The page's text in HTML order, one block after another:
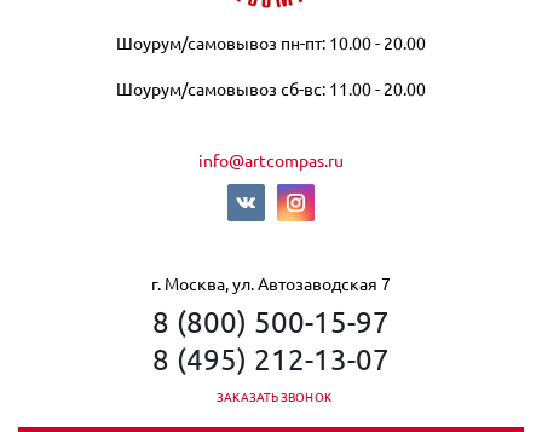
Шоурум/самовывоз пн-пт: 10.00 - 20.00
Шоурум/самовывоз сб-вс: 11.00 - 20.00
info@artcompas.ru
г. Москва, ул. Автозаводская 7
8 (800) 500-15-97
8 (495) 212-13-07
ЗАКАЗАТЬ ЗВОНОК